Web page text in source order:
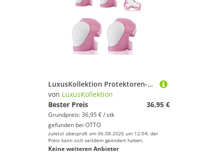
LuxusKollektion Protektoren-Set Knieschoner Kinder Verstellbar Protektoren Set S 3-8 Jahre Rosa
von LuxusKollektion
Bester Preis
36,95 €
Grundpreis: 36,95 € / stk
gefunden bei OTTO
zuletzt überprüft am 06.08.2026 um 12:04; der
Preis kann sich seitdem geändert haben.
Keine weiteren Anbieter